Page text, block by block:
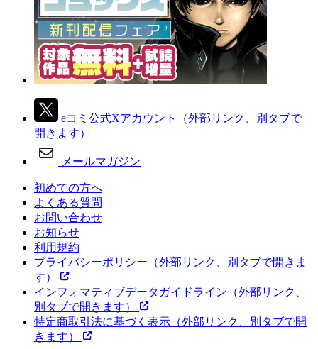
eコミ公式Xアカウント
（外部リンク、別タブで
開きます）
メールマガジン
初めての方へ
よくある質問
お問い合わせ
お知らせ
利用規約
プライバシーポリシー （外部リンク、別タブで開きま
す）
インフォマティブデータガイドライン （外部リンク、
別タブで開きます）
特定商取引法に基づく表示 （外部リンク、別タブで開
きます）